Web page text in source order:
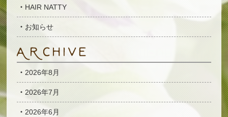
HAIR NATTY
お知らせ
2026年8月
2026年7月
2026年6月